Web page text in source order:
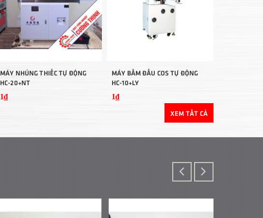
MÁY NHÚNG THIẾC TỰ ĐỘNG
HC-20+NT
1₫
MÁY BẤM ĐẦU COS TỰ ĐỘNG
HC-10+LY
1₫
XEM TẤT CẢ